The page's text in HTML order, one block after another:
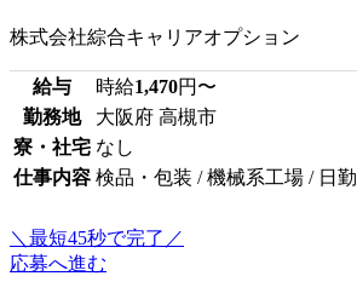
株式会社綜合キャリアオプション
給与 時給1,470円〜
勤務地
大阪府 高槻市
寮・社宅 なし
仕事内容 検品・包装 / 機械系工場 / 日勤
＼最短45秒で完了／
応募へ進む